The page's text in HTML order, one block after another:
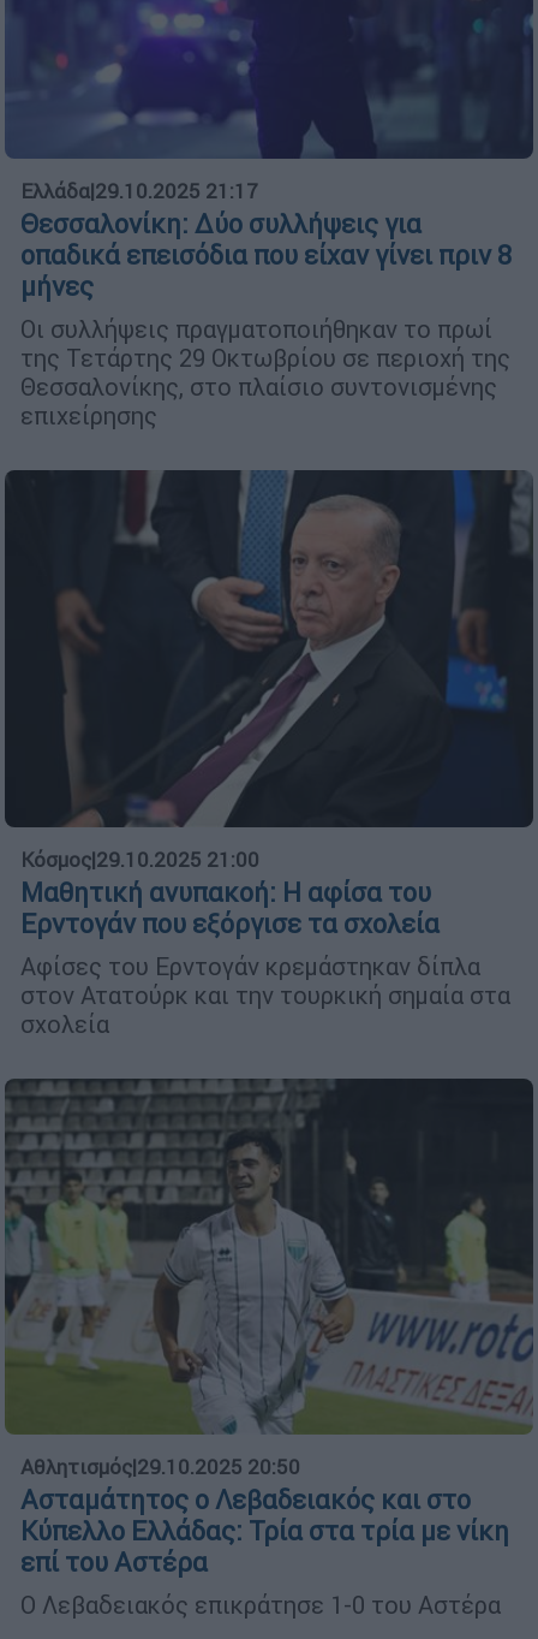
Ελλάδα|29.10.2025 21:17
Θεσσαλονίκη: Δύο συλλήψεις για
οπαδικά επεισόδια που είχαν γίνει πριν 8
μήνες
Οι συλλήψεις πραγματοποιήθηκαν το πρωί
της Τετάρτης 29 Οκτωβρίου σε περιοχή της
Θεσσαλονίκης, στο πλαίσιο συντονισμένης
επιχείρησης
Κόσμος|29.10.2025 21:00
Μαθητική ανυπακοή: Η αφίσα του
Ερντογάν που εξόργισε τα σχολεία
Αφίσες του Ερντογάν κρεμάστηκαν δίπλα
στον Ατατούρκ και την τουρκική σημαία στα
σχολεία
Αθλητισμός|29.10.2025 20:50
Ασταμάτητος ο Λεβαδειακός και στο
Κύπελλο Ελλάδας: Τρία στα τρία με νίκη
επί του Αστέρα
Ο Λεβαδειακός επικράτησε 1-0 του Αστέρα